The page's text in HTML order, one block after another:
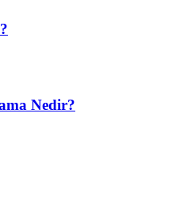
Nedir?